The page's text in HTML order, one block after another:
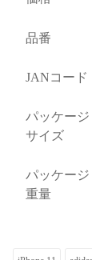
品番
JANコード
パッケージ
サイズ
パッケージ
重量